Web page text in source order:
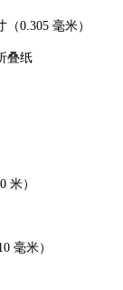
（0.305 毫米）
折叠纸
米）
毫米）